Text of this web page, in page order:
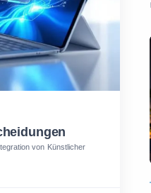
von Künstlicher